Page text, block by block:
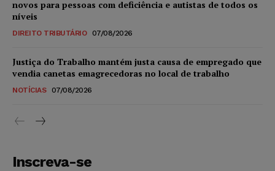
novos para pessoas com deficiência e autistas de todos os
níveis
DIREITO TRIBUTÁRIO 07/08/2026
Justiça do Trabalho mantém justa causa de empregado que
vendia canetas emagrecedoras no local de trabalho
NOTÍCIAS 07/08/2026
Inscreva-se